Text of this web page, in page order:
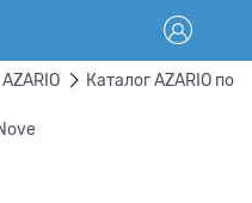
AZARIO Каталог AZARIO по